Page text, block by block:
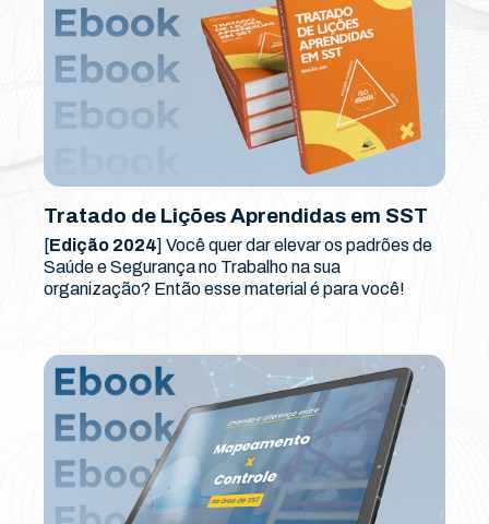
Tratado de Lições Aprendidas em SST
[Edição 2024] Você quer dar elevar os padrões de
Saúde e Segurança no Trabalho na sua
organização? Então esse material é para você!